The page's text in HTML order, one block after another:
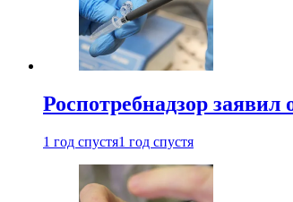
Роспотребнадзор
1 год спустя1 год спустя